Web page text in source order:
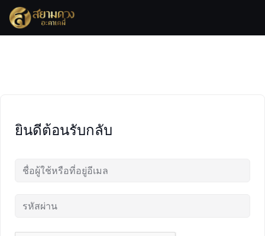
Skip
content
ยินดีต้อนรับกลับ